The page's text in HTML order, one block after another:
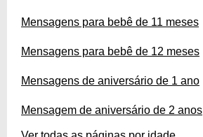
Mensagens para bebê de 11 meses
Mensagens para bebê de 12 meses
Mensagens de aniversário de 1 ano
Mensagem de aniversário de 2 anos